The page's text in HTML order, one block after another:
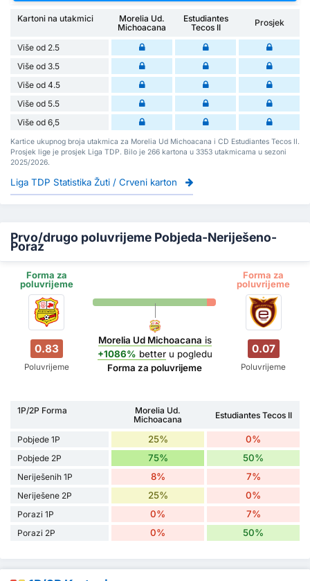
Kartoni na utakmici
Morelia Ud.
Michoacana
Estudiantes
Tecos II
Prosjek
Više od 2.5
Više od 3.5
Više od 4.5
Više od 5.5
Više od 6,5
Kartice ukupnog broja utakmica za Morelia Ud Michoacana i CD Estudiantes Tecos II.
Prosjek lige je prosjek Liga TDP. Bilo je 266 kartona u 3353 utakmicama u sezoni
2025/2026.
Liga TDP Statistika Žuti / Crveni karton
Prvo/drugo poluvrijeme Pobjeda-Neriješeno-
Poraz
Forma za
poluvrijeme
Forma za
poluvrijeme
0.83
Poluvrijeme
Morelia Ud Michoacana is
+1086% betteru pogledu
Forma za poluvrijeme
0.07
Poluvrijeme
1P/2P Forma
Morelia Ud.
Michoacana
Estudiantes Tecos II
Pobjede 1P 25% 0%
Pobjede 2P 75% 50%
Neriješenih 1P 8% 7%
Neriješene 2P 25% 0%
Porazi 1P 0% 7%
Porazi 2P 0% 50%